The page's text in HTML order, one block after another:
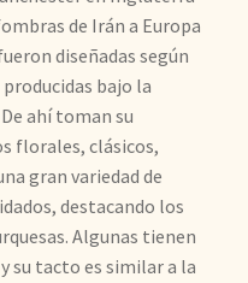
de Irán a Europa
diseñadas según
bajo la
ahí toman su
florales, clásicos,
gran variedad de
destacando los
Algunas tienen
su tacto es similar a la